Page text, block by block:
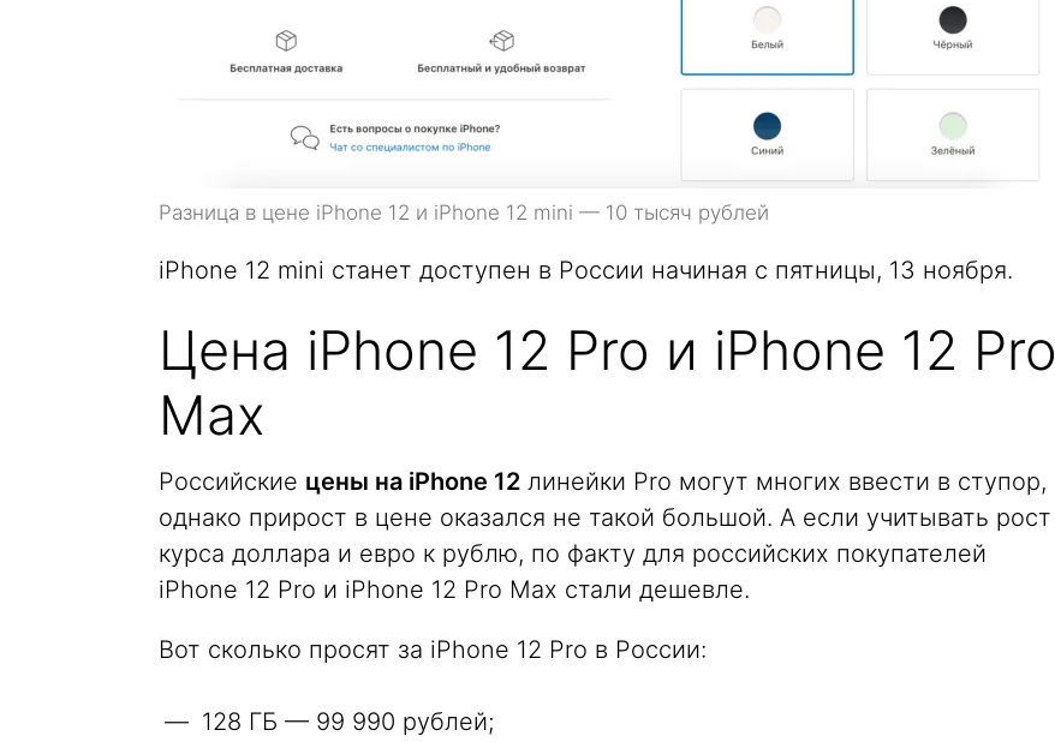
Разница в цене iPhone 12 и iPhone 12 mini — 10 тысяч рублей
iPhone 12 mini станет доступен в России начиная с пятницы, 13 ноября.
Цена iPhone 12 Pro и iPhone 12 Pro
Max
Российские цены на iPhone 12 линейки Pro могут многих ввести в ступор,
однако прирост в цене оказался не такой большой. А если учитывать рост
курса доллара и евро к рублю, по факту для российских покупателей
iPhone 12 Pro и iPhone 12 Pro Max стали дешевле.
Вот сколько просят за iPhone 12 Pro в России:
128 ГБ — 99 990 рублей;